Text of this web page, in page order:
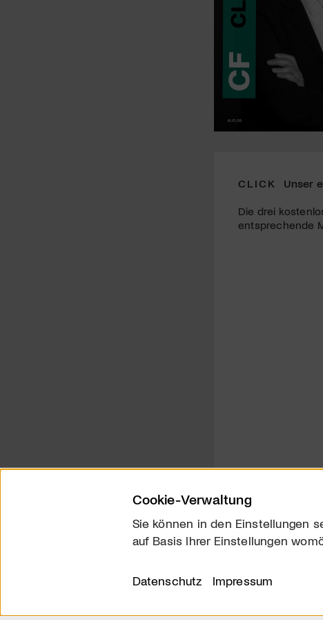
CLICK Unser
Die drei
entsprechende
Über uns
Cookie-Verwaltung
Sie können in den Einstellungen
auf Basis Ihrer Einstellungen
Datenschutz Impressum